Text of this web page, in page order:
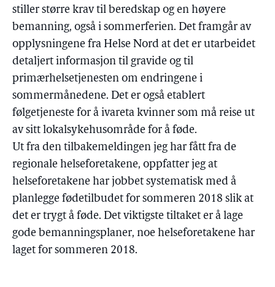
stiller større krav til beredskap og en høyere
bemanning, også i sommerferien. Det framgår av
opplysningene fra Helse Nord at det er utarbeidet
detaljert informasjon til gravide og til
primærhelsetjenesten om endringene i
sommermånedene. Det er også etablert
følgetjeneste for å ivareta kvinner som må reise ut
av sitt lokalsykehusområde for å føde.
Ut fra den tilbakemeldingen jeg har fått fra de
regionale helseforetakene, oppfatter jeg at
helseforetakene har jobbet systematisk med å
planlegge fødetilbudet for sommeren 2018 slik at
det er trygt å føde. Det viktigste tiltaket er å lage
gode bemanningsplaner, noe helseforetakene har
laget for sommeren 2018.